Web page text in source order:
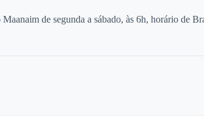
de segunda a sábado, às 6h, horário